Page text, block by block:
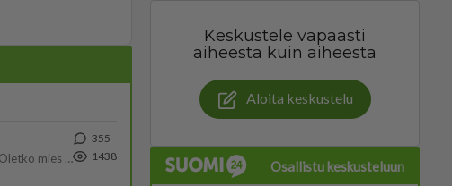
Siinäpä se kysymys on otsikossa. Mitäpä siis tuot/toisit pöytään parisuhteessa? Oletko mies vai nainen? Koetko sen mitä
355
1438
Keskustele vapaasti
aiheesta kuin aiheesta
Aloita keskustelu
Osallistu keskusteluun